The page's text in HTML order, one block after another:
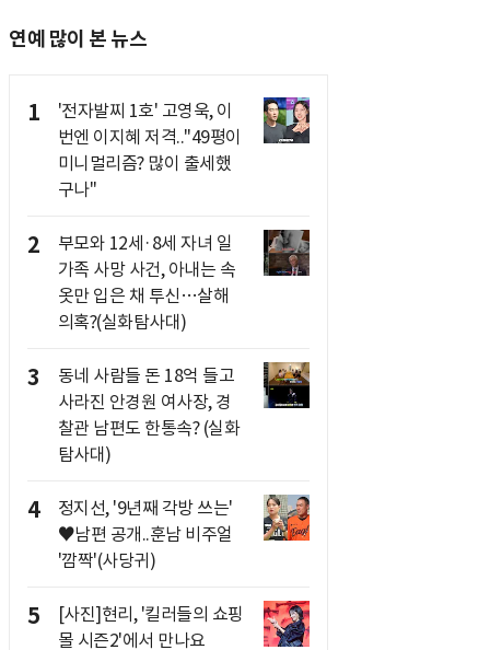
연예 많이 본 뉴스
1
'전자발찌 1호' 고영욱, 이
번엔 이지혜 저격.."49평이
미니멀리즘? 많이 출세했
구나"
2
부모와 12세·8세 자녀 일
가족 사망 사건, 아내는 속
옷만 입은 채 투신…살해
의혹?(실화탐사대)
3
동네 사람들 돈 18억 들고
사라진 안경원 여사장, 경
찰관 남편도 한통속? (실화
탐사대)
4
정지선, '9년째 각방 쓰는'
♥남편 공개..훈남 비주얼
'깜짝'(사당귀)
5
[사진]현리, '킬러들의 쇼핑
몰 시즌2'에서 만나요